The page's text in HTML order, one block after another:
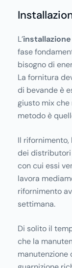
L’
fase
bisogno di
La fornitura
di bevande è
giusto mix che
metodo è
Il rifornimento,
dei
con cui essi
lavora
rifornimento
settimana.
Di solito il
che la
manutenzione